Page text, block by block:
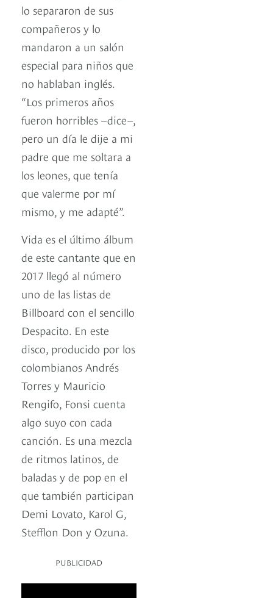
lo separaron de sus
compañeros y lo
mandaron a un salón
especial para niños que
no hablaban inglés.
“Los primeros años
fueron horribles –dice–,
pero un día le dije a mi
padre que me soltara a
los leones, que tenía
que valerme por mí
mismo, y me adapté”.
Vida es el último álbum
de este cantante que en
2017 llegó al número
uno de las listas de
Billboard con el sencillo
Despacito. En este
disco, producido por los
colombianos Andrés
Torres y Mauricio
Rengifo, Fonsi cuenta
algo suyo con cada
canción. Es una mezcla
de ritmos latinos, de
baladas y de pop en el
que también participan
Demi Lovato, Karol G,
Stefflon Don y Ozuna.
PUBLICIDAD